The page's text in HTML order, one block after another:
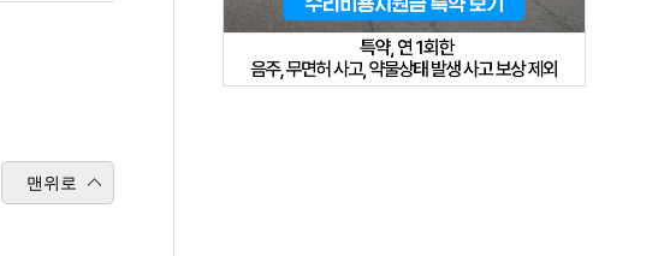
맨위로